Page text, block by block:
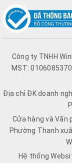
Công ty TNHH
MST:
Địa chỉ ĐK doanh
Cửa hàng và Văn
Phường Thanh
Hệ thống